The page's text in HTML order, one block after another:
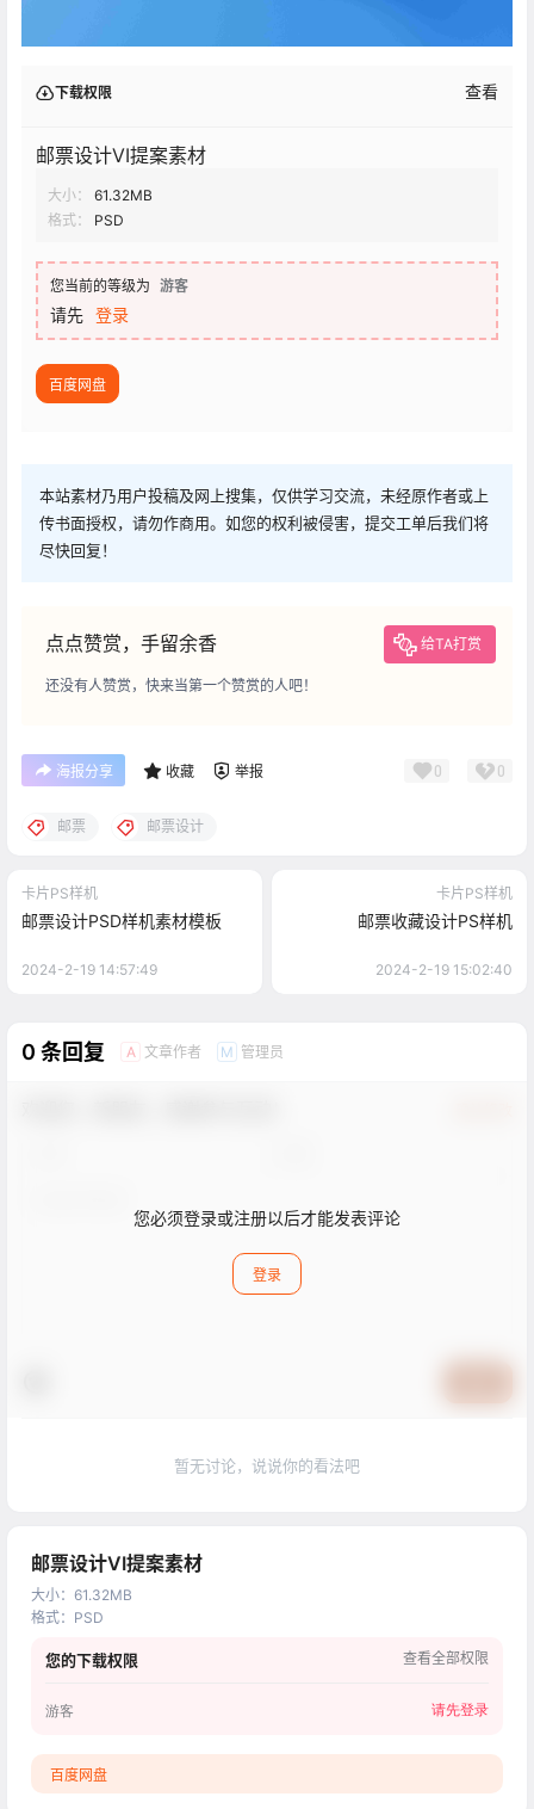
下载权限 查看
邮票设计VI提案素材
大小：
61.32MB
格式：
PSD
您当前的等级为 游客
请先 登录
百度网盘
本站素材乃用户投稿及网上搜集，仅供学习交流，未经原作者或上
传书面授权，请勿作商用。如您的权利被侵害，提交工单后我们将
尽快回复！
点点赞赏，手留余香 给TA打赏
还没有人赞赏，快来当第一个赞赏的人吧！
海报分享 收藏 举报 0 0
邮票 邮票设计
卡片PS样机
邮票设计PSD样机素材模板
2024-2-19 14:57:49
卡片PS样机
邮票收藏设计PS样机
2024-2-19 15:02:40
0 条回复 A 文章作者 M 管理员
您必须登录或注册以后才能发表评论
登录
暂无讨论，说说你的看法吧
邮票设计VI提案素材
大小： 61.32MB
格式： PSD
您的下载权限 查看全部权限
游客 请先登录
百度网盘